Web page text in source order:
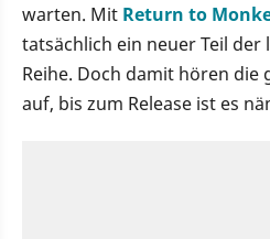
warten. Mit Return to
tatsächlich ein neuer Teil
Reihe. Doch damit hören
auf, bis zum Release ist es